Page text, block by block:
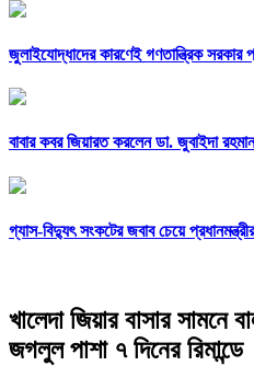
জুলাইযোদ্ধাদের কারণেই গণতান্ত্রিক সরকার
বাবার কবর জিয়ারত করলেন ডা. জুবাইদা রহমান
গ্যাস-বিদ্যুৎ সংকটের জবাব চেয়ে
খালেদা জিয়ার বাসার সামনে
জগলুল পাশা ৭ দিনের রিমান্ডে